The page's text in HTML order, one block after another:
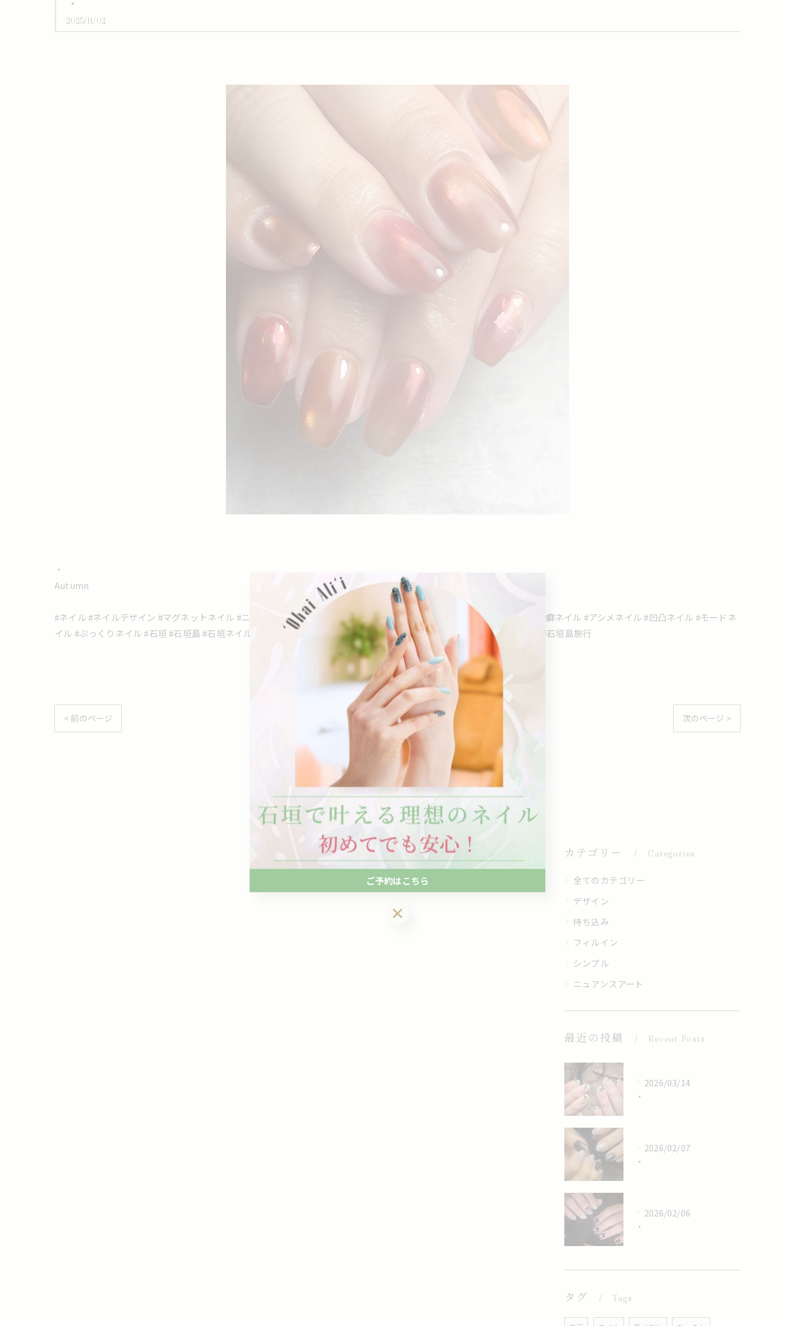
・
2025/11/02
・
Autumn
#ネイル #ネイルデザイン #マグネットネイル #ニュアンスネイル #ニュアンスネイルサロン #インクネイル #個性派ネイル #癖ネイル #アシメネイル #凹凸ネイル #モードネ
イル #ぷっくりネイル #石垣 #石垣島 #石垣ネイル #石垣ネイリスト #石垣ネイルサロン #石垣島ネイルサロン #石垣島観光 #石垣島旅行
< 前のページ 一覧に戻る 次のページ >
関連タグ
#ネイル #石垣
カテゴリー Categories
全てのカテゴリー
デザイン
持ち込み
フィルイン
シンプル
ニュアンスアート
最近の投稿 Recent Posts
2026/03/14
・
2026/02/07
・
2026/02/06
・
タグ Tags
ご予約はこちら
ご予約はこちら